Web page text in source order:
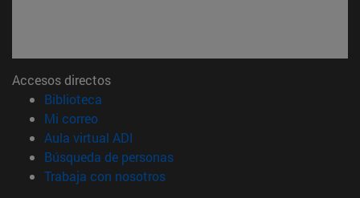
Accesos directos
Biblioteca
Mi correo(abre en nueva ventana)
Aula virtual ADI
Búsqueda de personas(abre en nueva ventana)
Trabaja con nosotros(abre en nueva ventana)